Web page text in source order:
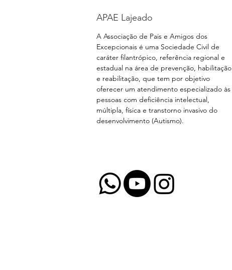
APAE Lajeado
A Associação de Pais e Amigos dos
Excepcionais é uma Sociedade Civil de
caráter filantrópico, referência regional e
estadual na área de prevenção, habilitação
e reabilitação, que tem por objetivo
oferecer um atendimento especializado às
pessoas com deficiência intelectual,
múltipla, física e transtorno invasivo do
desenvolvimento (Autismo).